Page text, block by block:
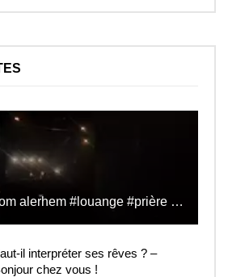
evenou shalom alerhem #louange #prière #shalom
il interpréter ses rêves ? –
chez vous !